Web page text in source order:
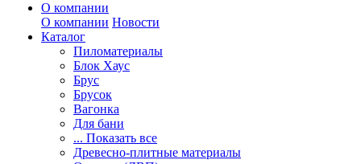
О компании
О компании Новости
Каталог
Пиломатериалы
Блок Хаус
Брус
Брусок
Вагонка
Для бани
... Показать все
Древесно-плитные материалы